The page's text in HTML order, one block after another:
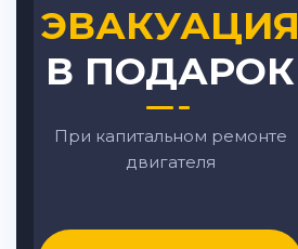
ЭВАКУАЦИЯ
В ПОДАРОК
При капитальном ремонте
двигателя